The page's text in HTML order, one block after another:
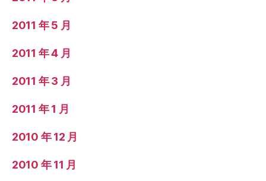
2011 年 5 月
2011 年 4 月
2011 年 3 月
2011 年 1 月
2010 年 12 月
2010 年 11 月